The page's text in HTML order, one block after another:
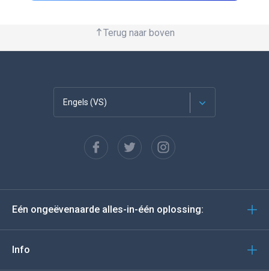
Terug naar boven
Engels (VS)
Español
Deutsch
Eén ongeëvenaarde alles-in-één oplossing:
Info